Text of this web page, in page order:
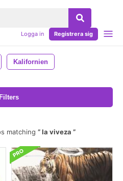
Logga in Registrera sig
Kalifornien
Filters
matching
la viveza